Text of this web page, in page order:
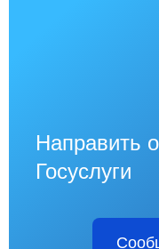
Направить
Госуслуги